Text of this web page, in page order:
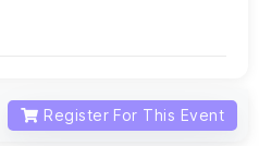
Register For This Event